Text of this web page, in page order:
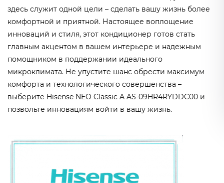
здесь служит одной цели – сделать вашу жизнь более
комфортной и приятной. Настоящее воплощение
инноваций и стиля, этот кондиционер готов стать
главным акцентом в вашем интерьере и надежным
помощником в поддержании идеального
микроклимата. Не упустите шанс обрести максимум
комфорта и технологического совершенства –
выберите Hisense NEO Classic A AS-09HR4RYDDC00 и
позвольте инновациям войти в вашу жизнь.